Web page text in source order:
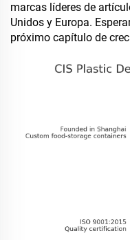
marcas líderes de
Unidos y Europa.
próximo capítulo de